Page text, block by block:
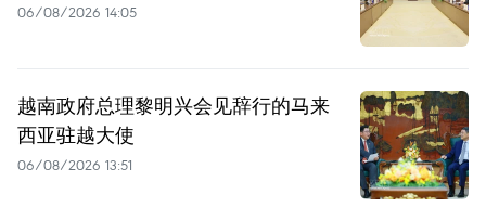
06/08/2026 14:05
越南政府总理黎明兴会见辞行的马来
西亚驻越大使
06/08/2026 13:51